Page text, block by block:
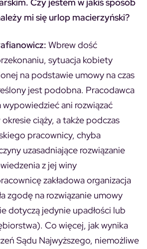
Czy jestem w jakiś sposób
mi się urlop macierzyński?
Wbrew dość
sytuacja kobiety
na podstawie umowy na czas
jest podobna. Pracodawca
ani rozwiązać
ciąży, a także podczas
pracownicy, chyba
uzasadniające rozwiązanie
z jej winy
zakładowa organizacja
zgodę na rozwiązanie umowy
dotyczą jedynie upadłości lub
Co więcej, jak wynika
Sądu Najwyższego, niemożliwe